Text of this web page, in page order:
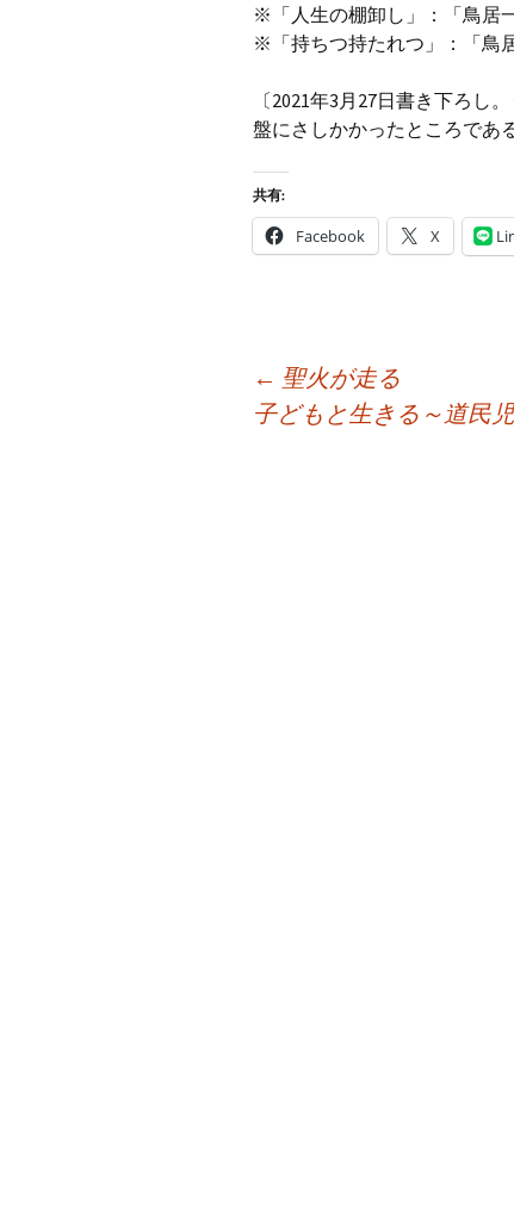
※「人生の棚卸し」：「鳥居
※「持ちつ持たれつ」：「鳥
〔2021年3月27日書き下ろし
盤にさしかかったところである
共有:
Facebook X
← 聖火が走る
子どもと生きる～道民